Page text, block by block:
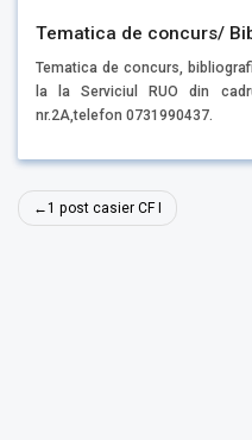
Tematica de concurs/
Tematica de concurs,
la la Serviciul RUO din
nr.2A,telefon 0731990437.
Navigare
în
1 post casier CF I